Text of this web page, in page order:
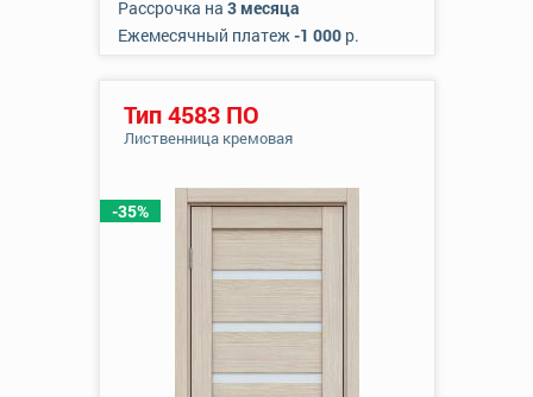
Рассрочка на 3 месяца
Ежемесячный платеж-1 000р.
-35%
Тип 4583 ПО
Лиственница кремовая